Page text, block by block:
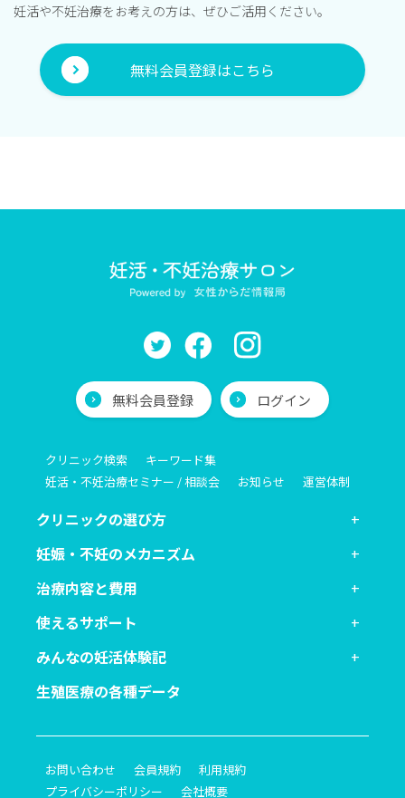
妊活や不妊治療をお考えの方は、ぜひご活用ください。
無料会員登録はこちら
無料会員登録 ログイン
クリニック検索
キーワード集
妊活・不妊治療セミナー / 相談会
お知らせ 運営体制
クリニックの選び方
妊娠・不妊のメカニズム
治療内容と費用
使えるサポート
みんなの妊活体験記
生殖医療の各種データ
お問い合わせ 会員規約
利用規約
プライバシーポリシー
会社概要